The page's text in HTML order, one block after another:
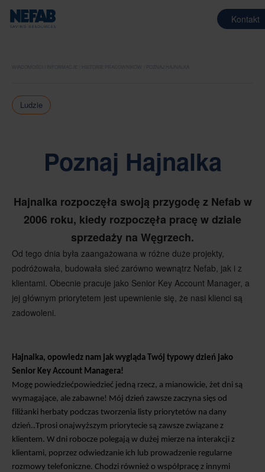
Kontakt
WIADOMOŚCI I INFORMACJE HISTORIE PRACOWNIKÓW POZNAJ HAJNALKA
Ludzie
Poznaj Hajnalka
Hajnalka rozpoczęła swoją przygodę z Nefab w
2006 roku, kiedy rozpoczęła pracę w dziale
sprzedaży na Węgrzech.
Od tego dnia była zaangażowana w różne duże projekty,
podróżowała, budowała sieć zarówno wewnątrz Nefab, jak i z
klientami. Obecnie pracuje jako Senior Key Account Manager, a
jej głównym priorytetem jest upewnienie się, że nasi klienci są
zadowoleni.
Hajnalka, opowiedz nam jak wygląda Twój typowy dzień jako
Senior Key Account Managera!
Mogę powiedziećpowiedzieć jedną rzecz, a mianowicie, żet dni są
wymagające, ale zabawne! Mój dzień zawsze zaczyna sięs od
filiżanki herbaty podczas tworzenia listy priorytetów na dany
dzień..Tprosi onajwyższym priorytecie są zawsze związane z
klientem. W dni robocze polegają w dużej mierze na interakcji z
klientami, poprzez odwiedzanie ich lub prowadzenie regularne
rozmowy telefoniczne. Chodzi również o współpracę z innymi